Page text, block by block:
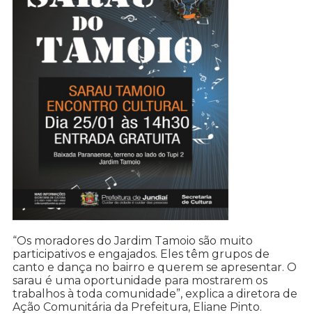
“Os moradores do Jardim Tamoio são muito
participativos e engajados. Eles têm grupos de
canto e dança no bairro e querem se apresentar. O
sarau é uma oportunidade para mostrarem os
trabalhos à toda comunidade”, explica a diretora de
Ação Comunitária da Prefeitura, Eliane Pinto.